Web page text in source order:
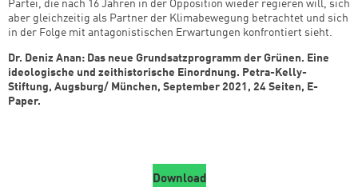
Partei, die nach 16 Jahren in der Opposition wieder regieren will, sich
aber gleichzeitig als Partner der Klimabewegung betrachtet und sich
in der Folge mit antagonistischen Erwartungen konfrontiert sieht.
Dr. Deniz Anan: Das neue Grundsatzprogramm der Grünen. Eine
ideologische und zeithistorische Einordnung. Petra-Kelly-
Stiftung, Augsburg/ München, September 2021, 24 Seiten, E-
Paper.
Download